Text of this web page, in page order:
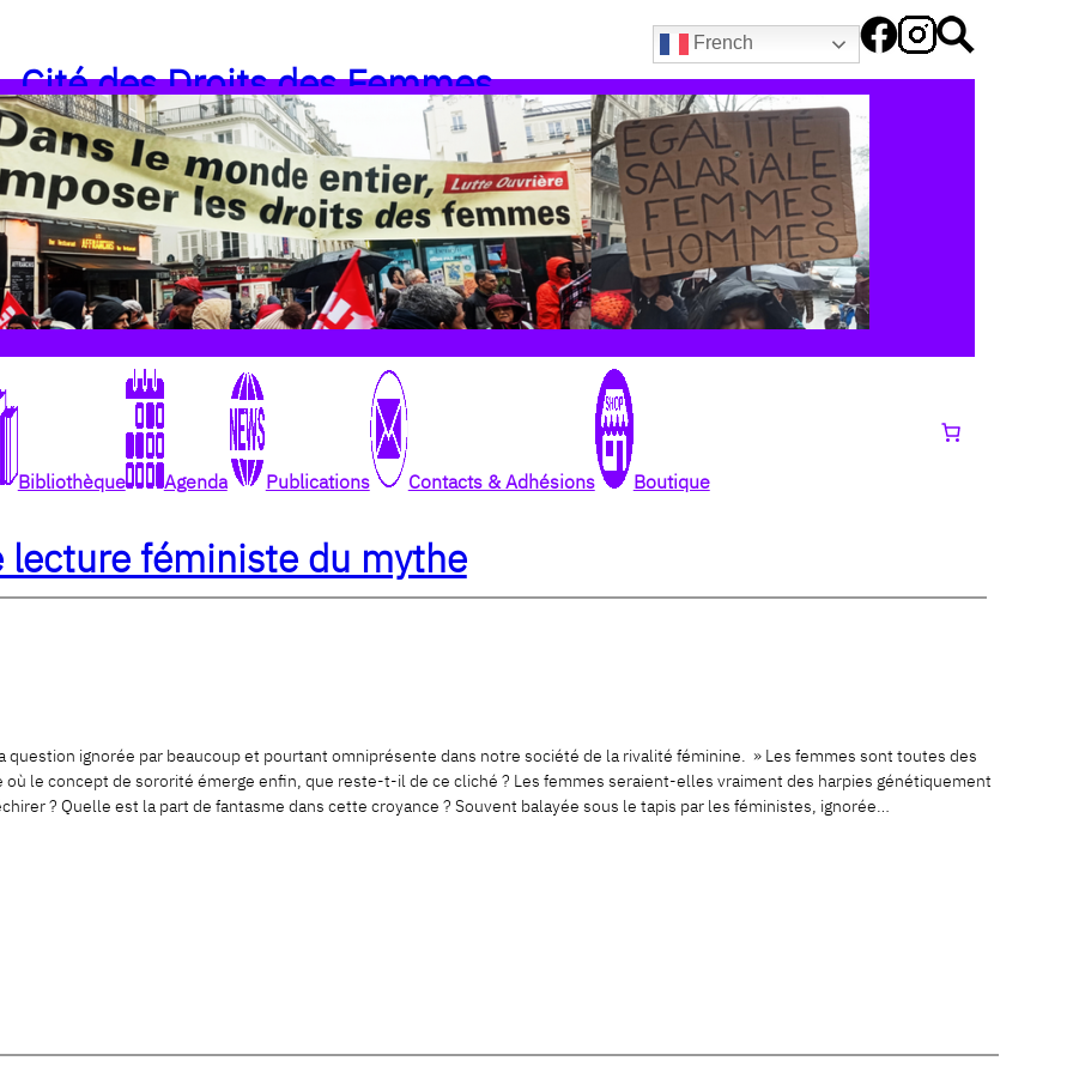
French
Cité des Droits des Femmes
Bibliothèque Agenda Publications Contacts & Adhésions Boutique
féministe du mythe
question ignorée par beaucoup et pourtant omniprésente dans notre société de la rivalité féminine. » Les femmes sont toutes des
où le concept de sororité émerge enfin, que reste-t-il de ce cliché ? Les femmes seraient-elles vraiment des harpies génétiquement
? Quelle est la part de fantasme dans cette croyance ? Souvent balayée sous le tapis par les féministes, ignorée…